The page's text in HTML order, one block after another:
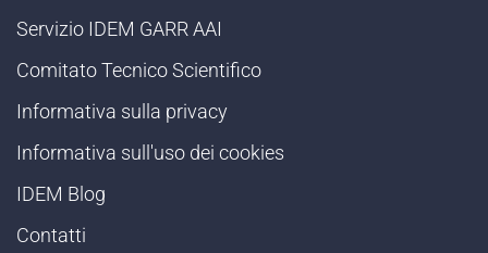
Servizio IDEM GARR AAI
Comitato Tecnico Scientifico
Informativa sulla privacy
Informativa sull'uso dei cookies
IDEM Blog
Contatti